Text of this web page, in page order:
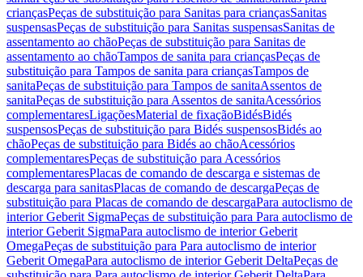
criançasPeças de substituição para Sanitas para criançasSanitas
suspensasPeças de substituição para Sanitas suspensasSanitas de
assentamento ao chãoPeças de substituição para Sanitas de
assentamento ao chãoTampos de sanita para criançasPeças de
substituição para Tampos de sanita para criançasTampos de
sanitaPeças de substituição para Tampos de sanitaAssentos de
sanitaPeças de substituição para Assentos de sanitaAcessórios
complementaresLigaçõesMaterial de fixaçãoBidésBidés
suspensosPeças de substituição para Bidés suspensosBidés ao
chãoPeças de substituição para Bidés ao chãoAcessórios
complementaresPeças de substituição para Acessórios
complementaresPlacas de comando de descarga e sistemas de
descarga para sanitasPlacas de comando de descargaPeças de
substituição para Placas de comando de descargaPara autoclismo de
interior Geberit SigmaPeças de substituição para Para autoclismo de
interior Geberit SigmaPara autoclismo de interior Geberit
OmegaPeças de substituição para Para autoclismo de interior
Geberit OmegaPara autoclismo de interior Geberit DeltaPeças de